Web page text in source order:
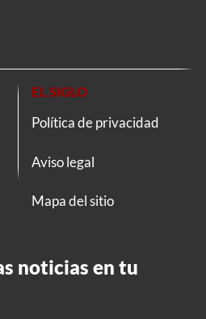
EL SIGLO
Política de privacidad
Aviso legal
Mapa del sitio
noticias en tu